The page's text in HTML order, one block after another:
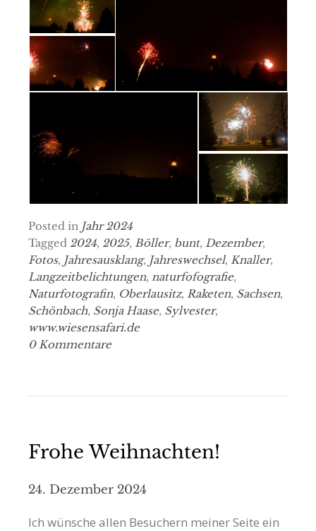
Posted in Jahr 2024
Tagged 2024, 2025, Böller, bunt, Dezember,
Fotos, Jahresausklang, Jahreswechsel, Knaller,
Langzeitbelichtungen, naturfofografie,
Naturfotografin, Oberlausitz, Raketen, Sachsen,
Schönbach, Sonja Haase, Sylvester,
www.wiesensafari.de
0 Kommentare
Frohe Weihnachten!
24. Dezember 2024
Ich wünsche allen Besuchern meiner Seite ein